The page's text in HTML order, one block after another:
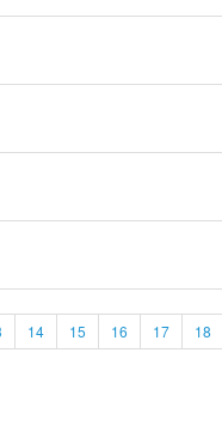
14 15 16 17 18